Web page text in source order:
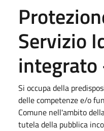
Servizio
integrato
Si occupa della
delle competenze e/o
Comune nell'ambito
tutela della pubblica